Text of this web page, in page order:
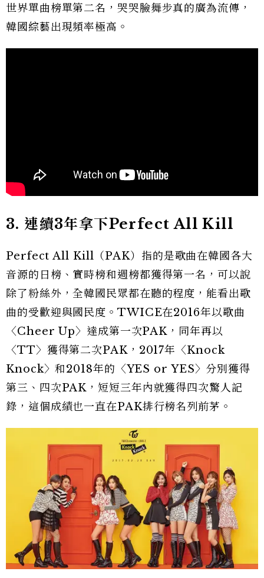
世界單曲榜單第二名，哭哭臉舞步真的廣為流傳，
韓國綜藝出現頻率極高。
3. 連續3年拿下Perfect All Kill
Perfect All Kill（PAK）指的是歌曲在韓國各大
音源的日榜、實時榜和週榜都獲得第一名，可以說
除了粉絲外，全韓國民眾都在聽的程度，能看出歌
曲的受歡迎與國民度。TWICE在2016年以歌曲
〈Cheer Up〉達成第一次PAK，同年再以
〈TT〉獲得第二次PAK，2017年〈Knock
Knock〉和2018年的〈YES or YES〉分別獲得
第三、四次PAK，短短三年內就獲得四次驚人記
錄，這個成績也一直在PAK排行榜名列前茅。